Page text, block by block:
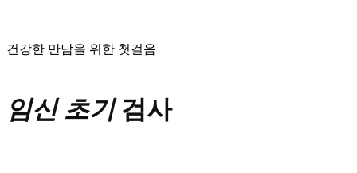
건강한 만남을 위한 첫걸음
임신 초기검사